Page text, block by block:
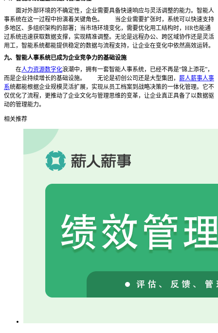
面对外部环境的不确定性，企业需要具备快速响应与灵活调整的能力。智能人
事系统在这一过程中扮演着关键角色。
当企业需要扩张时，系统可以快速支持
多地区、多组织架构的部署；当市场环境变化，需要优化用工结构时，HR也能通
过系统迅速获取数据支撑，实现精准调整。无论是远程办公、跨区域协作还是灵活
用工，智能系统都能提供稳定的数据与流程支持，让企业在变化中依然高效运转。
九、智能人事系统已成为企业竞争力的基础设施
在人力资源数字化浪潮中，拥有一套智能人事系统，已经不再是“锦上添花”，
而是企业持续增长的基础设施。
无论是初创公司还是大型集团， 薪人薪事人事
系统都能根据企业规模灵活扩展，实现从员工档案到战略决策的一体化管理。它不
仅优化了流程，更推动了企业文化与管理思维的变革，让企业真正具备了以数据驱
动的管理能力。
相关推荐